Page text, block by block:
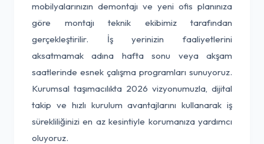
mobilyalarınızın demontajı ve yeni ofis planınıza
göre montajı teknik ekibimiz tarafından
gerçekleştirilir. İş yerinizin faaliyetlerini
aksatmamak adına hafta sonu veya akşam
saatlerinde esnek çalışma programları sunuyoruz.
Kurumsal taşımacılıkta 2026 vizyonumuzla, dijital
takip ve hızlı kurulum avantajlarını kullanarak iş
sürekliliğinizi en az kesintiyle korumanıza yardımcı
oluyoruz.